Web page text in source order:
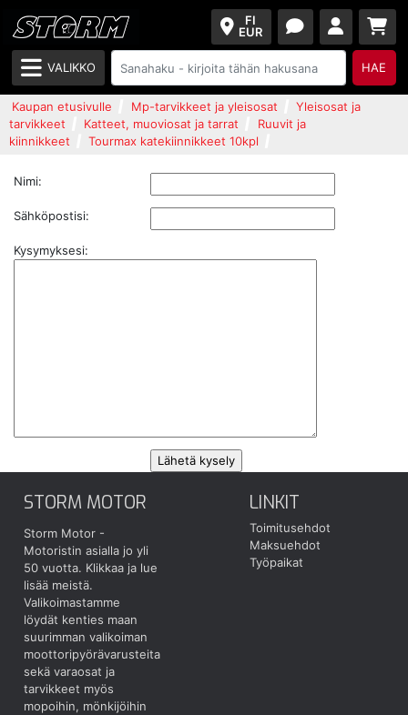
FI
EUR
VALIKKO HAE
Kaupan etusivulle Mp-tarvikkeet ja yleisosat
Yleisosat ja
tarvikkeet
Katteet, muoviosat ja tarrat
Ruuvit ja
kiinnikkeet
Tourmax katekiinnikkeet 10kpl
Nimi:
Sähköpostisi:
Kysymyksesi:
STORM MOTOR
Storm Motor -
Motoristin asialla jo yli
50 vuotta. Klikkaa ja lue
lisää meistä.
Valikoimastamme
löydät kenties maan
suurimman valikoiman
moottoripyörävarusteita
sekä varaosat ja
tarvikkeet myös
mopoihin, mönkijöihin
LINKIT
Toimitusehdot
Maksuehdot
Työpaikat